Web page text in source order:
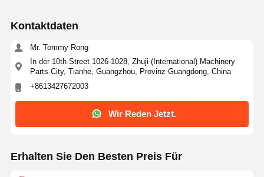
Kontaktdaten
Mr. Tommy Rong
In der 10th Street 1026-1028, Zhuji (International) Machinery
Parts City, Tianhe, Guangzhou, Provinz Guangdong, China
+8613427672003
Wir Reden Jetzt.
Erhalten Sie Den Besten Preis Für